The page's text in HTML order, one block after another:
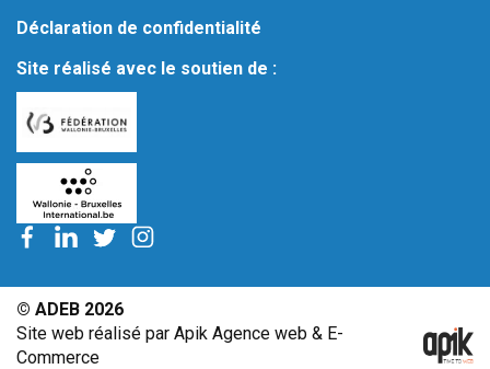
Déclaration de confidentialité
Site réalisé avec le soutien de :
© ADEB 2026
Site web réalisé par Apik Agence web & E-
Commerce